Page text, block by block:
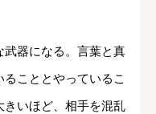
武器になる。言葉と真
こととやっているこ
きいほど、相手を混乱